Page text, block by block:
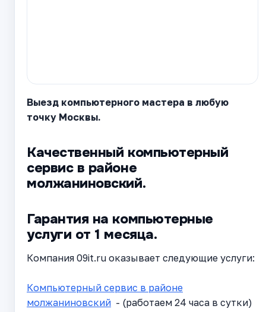
Выезд компьютерного мастера в любую
точку Москвы.
Качественный компьютерный
сервис в районе
молжаниновский.
Гарантия на компьютерные
услуги от 1 месяца.
Компания 09it.ru оказывает следующие услуги:
Компьютерный сервис в районе
молжаниновский - (работаем 24 часа в сутки)